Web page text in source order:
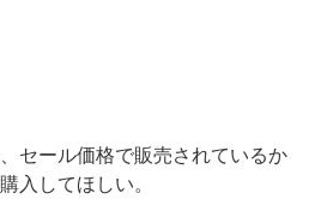
セール価格で販売されているか
入してほしい。